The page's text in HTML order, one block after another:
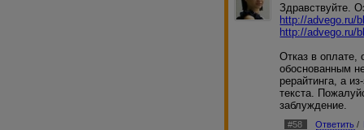
Здравствуйте.
http://advego.ru/
http://advego.ru/
Отказ в оплате,
обоснованным
рерайтинга, а
текста.
заблуждение.
#58 Ответить /